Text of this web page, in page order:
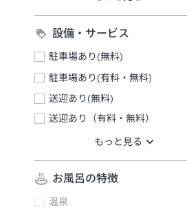
設備・サービス
駐車場あり(無料)
駐車場あり(有料・無料)
送迎あり(無料)
送迎あり（有料・無料）
お風呂の特徴
温泉